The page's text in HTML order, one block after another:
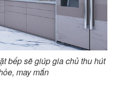
bếp sẽ giúp gia chủ thu hút
may mắn